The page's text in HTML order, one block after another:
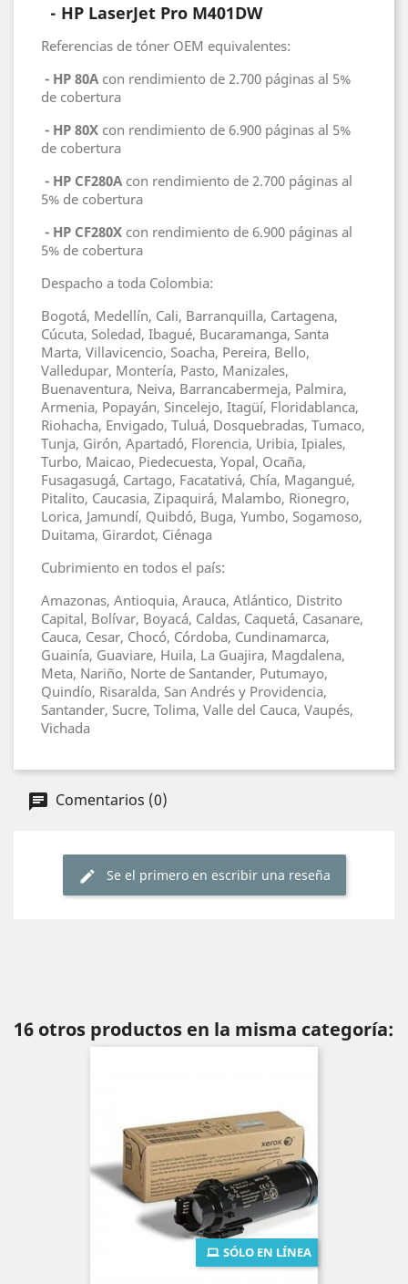
- HP LaserJet Pro M401DW
Referencias de tóner OEM equivalentes:
- HP 80A con rendimiento de 2.700 páginas al 5%
de cobertura
- HP 80X con rendimiento de 6.900 páginas al 5%
de cobertura
- HP CF280A con rendimiento de 2.700 páginas al
5% de cobertura
- HP CF280X con rendimiento de 6.900 páginas al
5% de cobertura
Despacho a toda Colombia:
Bogotá, Medellín, Cali, Barranquilla, Cartagena,
Cúcuta, Soledad, Ibagué, Bucaramanga, Santa
Marta, Villavicencio, Soacha, Pereira, Bello,
Valledupar, Montería, Pasto, Manizales,
Buenaventura, Neiva, Barrancabermeja, Palmira,
Armenia, Popayán, Sincelejo, Itagüí, Floridablanca,
Riohacha, Envigado, Tuluá, Dosquebradas, Tumaco,
Tunja, Girón, Apartadó, Florencia, Uribia, Ipiales,
Turbo, Maicao, Piedecuesta, Yopal, Ocaña,
Fusagasugá, Cartago, Facatativá, Chía, Magangué,
Pitalito, Caucasia, Zipaquirá, Malambo, Rionegro,
Lorica, Jamundí, Quibdó, Buga, Yumbo, Sogamoso,
Duitama, Girardot, Ciénaga
Cubrimiento en todos el país:
Amazonas, Antioquia, Arauca, Atlántico, Distrito
Capital, Bolívar, Boyacá, Caldas, Caquetá, Casanare,
Cauca, Cesar, Chocó, Córdoba, Cundinamarca,
Guainía, Guaviare, Huila, La Guajira, Magdalena,
Meta, Nariño, Norte de Santander, Putumayo,
Quindío, Risaralda, San Andrés y Providencia,
Santander, Sucre, Tolima, Valle del Cauca, Vaupés,
Vichada
Comentarios (0)
Se el primero en escribir una reseña
16 otros productos en la misma categoría:
SÓLO EN LÍNEA